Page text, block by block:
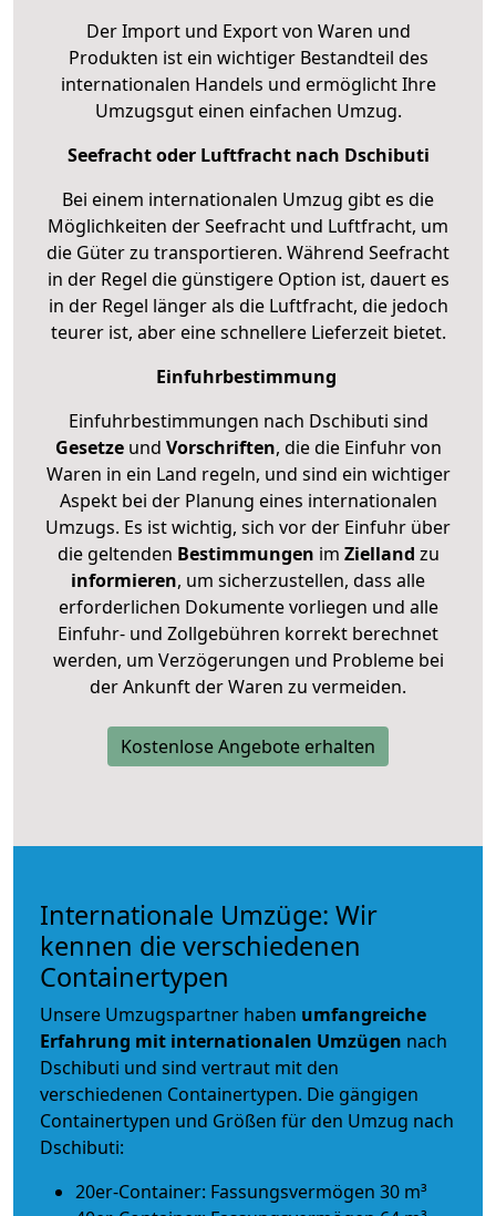
Der Import und Export von Waren und
Produkten ist ein wichtiger Bestandteil des
internationalen Handels und ermöglicht Ihre
Umzugsgut einen einfachen Umzug.
Seefracht oder Luftfracht nach Dschibuti
Bei einem internationalen Umzug gibt es die
Möglichkeiten der Seefracht und Luftfracht, um
die Güter zu transportieren. Während Seefracht
in der Regel die günstigere Option ist, dauert es
in der Regel länger als die Luftfracht, die jedoch
teurer ist, aber eine schnellere Lieferzeit bietet.
Einfuhrbestimmung
Einfuhrbestimmungen nach Dschibuti sind
Gesetzeund Vorschriften, die die Einfuhr von
Waren in ein Land regeln, und sind ein wichtiger
Aspekt bei der Planung eines internationalen
Umzugs. Es ist wichtig, sich vor der Einfuhr über
die geltenden Bestimmungen im Zielland zu
informieren, um sicherzustellen, dass alle
erforderlichen Dokumente vorliegen und alle
Einfuhr- und Zollgebühren korrekt berechnet
werden, um Verzögerungen und Probleme bei
der Ankunft der Waren zu vermeiden.
Kostenlose Angebote erhalten
Internationale Umzüge: Wir
kennen die verschiedenen
Containertypen
Unsere Umzugspartner haben umfangreiche
Erfahrung mit internationalen Umzügen nach
Dschibuti und sind vertraut mit den
verschiedenen Containertypen. Die gängigen
Containertypen und Größen für den Umzug nach
Dschibuti:
20er-Container: Fassungsvermögen 30 m³